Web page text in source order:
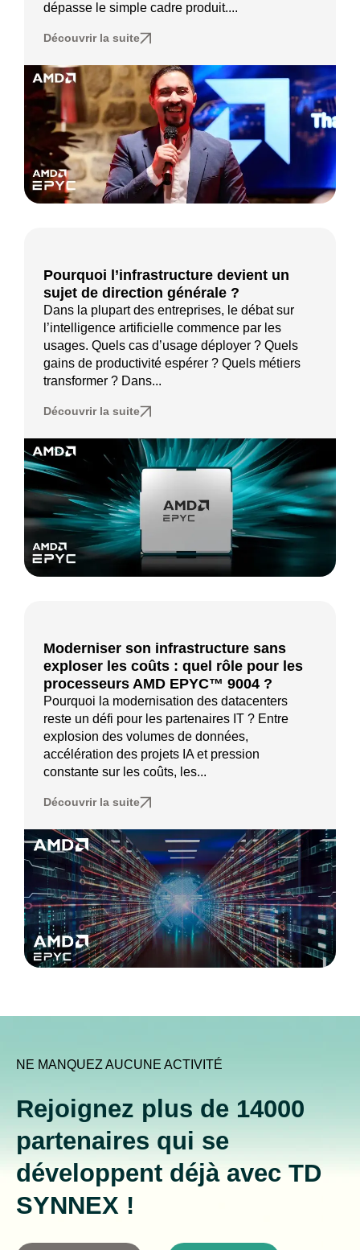
dépasse le simple cadre produit....
Découvrir la suite
Pourquoi l’infrastructure devient un
sujet de direction générale ?
Dans la plupart des entreprises, le débat sur
l’intelligence artificielle commence par les
usages. Quels cas d’usage déployer ? Quels
gains de productivité espérer ? Quels métiers
transformer ? Dans...
Découvrir la suite
Moderniser son infrastructure sans
exploser les coûts : quel rôle pour les
processeurs AMD EPYC™ 9004 ?
Pourquoi la modernisation des datacenters
reste un défi pour les partenaires IT ? Entre
explosion des volumes de données,
accélération des projets IA et pression
constante sur les coûts, les...
Découvrir la suite
NE MANQUEZ AUCUNE ACTIVITÉ
Rejoignez plus de 14000
partenaires qui se
développent déjà avec TD
SYNNEX !